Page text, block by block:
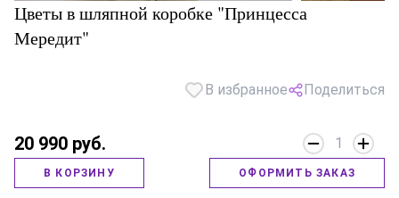
Цветы в шляпной коробке "Принцесса
Мередит"
В избранное Поделиться
20 990 руб. 1
В КОРЗИНУ ОФОРМИТЬ ЗАКАЗ